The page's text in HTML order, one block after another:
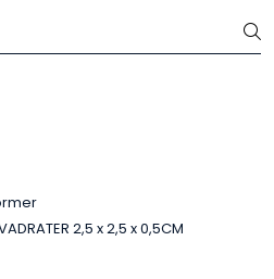
Besøk Min side for mer
2,5 x 2,5 x 0,5CM